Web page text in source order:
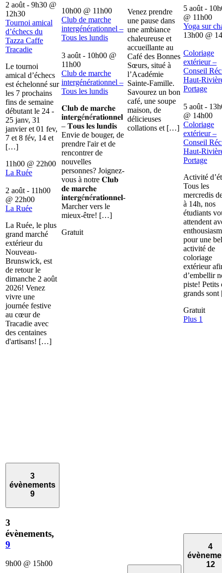
2 août - 9h30 @
12h30
Tournoi amical
d’échecs du
Tazza Caffe
Tracadie
Le tournoi
amical d’échecs
est échelonné sur
les 7 prochains
fins de semaine
débutant le 24 -
25 janv, 31
janvier et 01 fev,
7 et 8 fév, 14 et
[…]
11h00 @ 22h00
La Ruée
2 août - 11h00
@ 22h00
La Ruée
La Ruée, le plus
grand marché
extérieur du
Nouveau-
Brunswick, est
de retour le
dimanche 2 août
2026! Venez
vivre une
journée festive
au cœur de
Tracadie avec
des centaines
d'artisans! […]
10h00 @ 11h00
Club de marche
intergénérationnel –
Tous les lundis
3 août - 10h00 @
11h00
Club de marche
intergénérationnel –
Tous les lundis
𝐂𝐥𝐮𝐛 𝐝𝐞 𝐦𝐚𝐫𝐜𝐡𝐞
𝐢𝐧𝐭𝐞𝐫𝐠é𝐧é𝐫𝐚𝐭𝐢𝐨𝐧𝐧𝐞𝐥
– 𝐓𝐨𝐮𝐬 𝐥𝐞𝐬 𝐥𝐮𝐧𝐝𝐢𝐬
Envie de bouger, de
prendre l'air et de
rencontrer de
nouvelles
personnes? Joignez-
vous à notre 𝐂𝐥𝐮𝐛
𝐝𝐞 𝐦𝐚𝐫𝐜𝐡𝐞
𝐢𝐧𝐭𝐞𝐫𝐠é𝐧é𝐫𝐚𝐭𝐢𝐨𝐧𝐧𝐞𝐥-
Marcher vers le
mieux-être! […]
Gratuit
Venez prendre
une pause dans
une ambiance
chaleureuse et
accueillante au
Café des Bonnes
Sœurs, situé à
l’Académie
Sainte-Famille.
Savourez un bon
café, une soupe
maison, de
délicieuses
collations et […]
5 août -
@ 11h00
Yoga sur
13h00 @
Coloriage
extérieur –
Conseil
Haut-
Portage
5 août -
@ 14h00
Coloriage
extérieur –
Conseil
Haut-
Portage
Activité
Tous les
mercredis
à 14h, nos
étudiants
attendent
pour une
activité de
coloriage
extérieur
d’embellir
piste! Petits
grands
Gratuit
Plus 1
3
évènements
9
3
évènements,
9
9h00 @ 15h00
4
12